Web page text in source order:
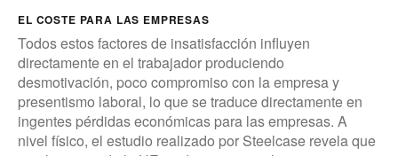
EL COSTE PARA LAS EMPRESAS
Todos estos factores de insatisfacción influyen
directamente en el trabajador produciendo
desmotivación, poco compromiso con la empresa y
presentismo laboral, lo que se traduce directamente en
ingentes pérdidas económicas para las empresas. A
nivel físico, el estudio realizado por Steelcase revela que